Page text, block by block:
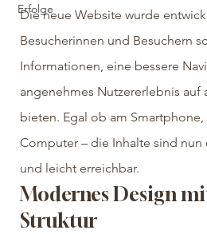
Erfolge
Die neue Website wurde
Besucherinnen und Besuchern
Informationen, eine bessere
angenehmes Nutzererlebnis auf
bieten. Egal ob am
Computer – die Inhalte sind
und leicht erreichbar.
Modernes Design
Struktur